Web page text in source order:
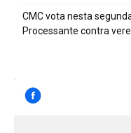
CMC vota nesta
Processante contra